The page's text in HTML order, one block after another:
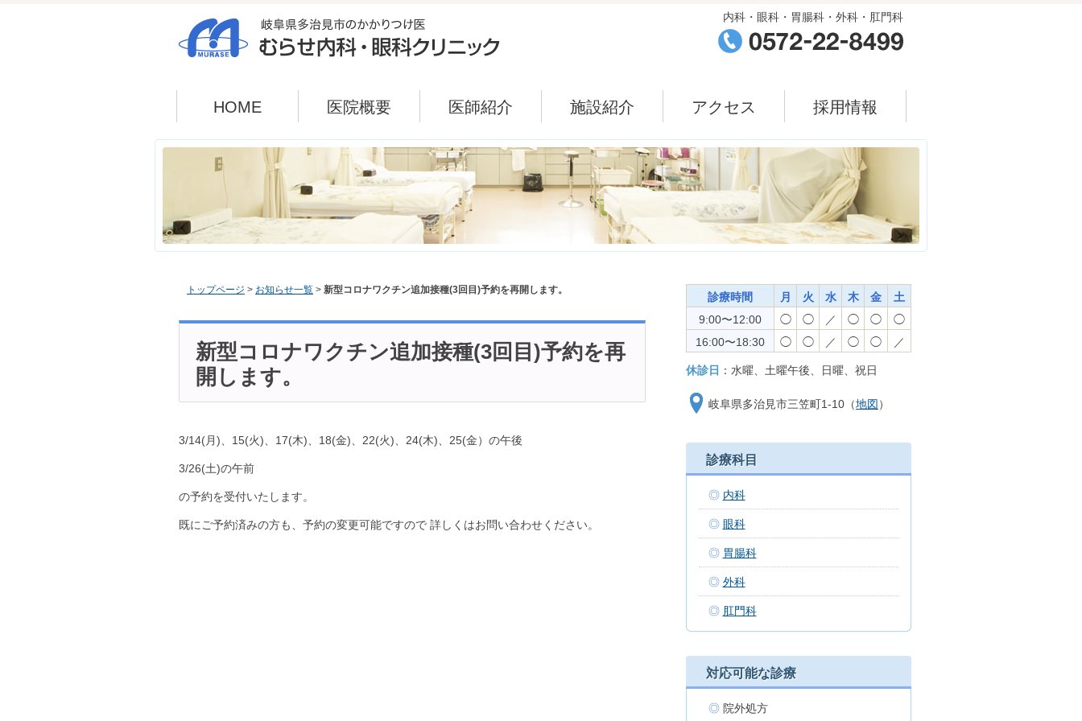
内科・眼科・胃腸科・外科・肛門科
HOME 医院概要 医師紹介 施設紹介 アクセス 採用情報
トップページ > お知らせ一覧 > 新型コロナワクチン追加接種(3回目)予約を再開します。
新型コロナワクチン追加接種(3回目)予約を再
開します。
3/14(月)、15(火)、17(木)、18(金)、22(火)、24(木)、25(金）の午後
3/26(土)の午前
の予約を受付いたします。
既にご予約済みの方も、予約の変更可能ですので 詳しくはお問い合わせください。
診療時間 月 火 水 木 金
土
9:00〜12:00
◯ ◯ ／ ◯ ◯
◯
16:00〜18:30
◯ ◯ ／ ◯ ◯ ／
休診日 ：水曜、土曜午後、日曜、祝日
岐阜県多治見市三笠町1-10（地図 ）
診療科目
内科
眼科
胃腸科
外科
肛門科
対応可能な診療
院外処方